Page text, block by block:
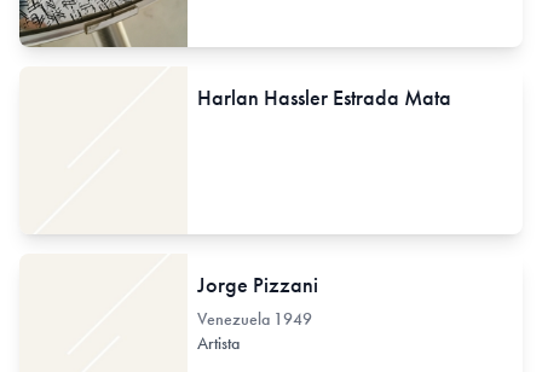
Harlan Hassler Estrada Mata
Jorge Pizzani
Venezuela 1949
Artista